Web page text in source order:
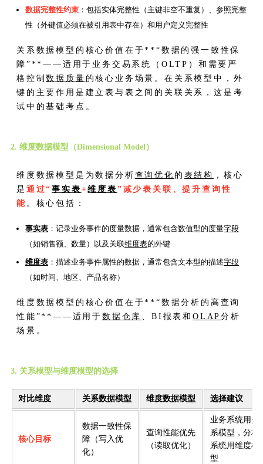
数据完整性约束 ：包括实体完整性（主键非空不重复）、参照完整
性（外键值必须在被引用表中存在）和用户定义完整性
关系数据模型的核心价值在于**“数据的强一致性保
障”**——适用于业务交易系统（OLTP）和需要严
格控制数据质量 的核心业务场景。在关系模型中，外
键的主要作用是建立表与表之间的关联关系，这是考
试中的基础考点。
2. 维度数据模型（Dimensional Model）
维度数据模型是为数据分析 查询优化 的 表结构
，核心
是 通过“事实表 +维度表 ”减少表关联、提升查询性
能 。核心包括：
事实表 ：记录业务事件的度量数据，通常包含数值型的度量字段
（如销售额、数量）以及关联维度表的外键
维度表 ：描述业务事件属性的数据，通常包含文本型的描述字段
（如时间、地区、产品名称）
维度数据模型的核心价值在于**“数据分析的高查询
性能”**——适用于 数据仓库 、BI报表和OLAP分析
场景。
3. 关系模型与维度模型的选择
对比维度 关系数据模型 维度数据模型 选择建议
核心目标
数据一致性保
障（写入优
化）
查询性能优先
（读取优化）
业务系统用关
系模型，分析
系统用维度模
型